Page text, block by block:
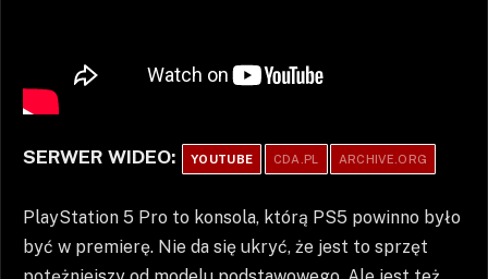
SERWER WIDEO: YOUTUBE CDA.PL ARCHIVE.ORG
PlayStation 5 Pro to konsola, którą PS5 powinno było
być w premierę. Nie da się ukryć, że jest to sprzęt